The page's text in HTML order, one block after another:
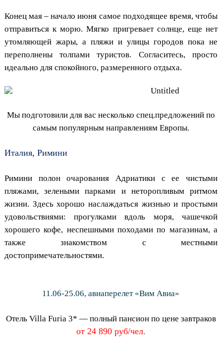
Конец мая – начало июня самое подходящее время, чтобы
отправиться к морю. Мягко пригревает солнце, еще нет
утомляющей жары, а пляжи и улицы городов пока не
переполнены толпами туристов. Согласитесь, просто
идеально для спокойного, размеренного отдыха.
Мы подготовили для вас несколько спец.предложений по
самым популярным направлениям Европы.
Италия, Римини
Римини полон очарования Адриатики с ее чистыми
пляжами, зелеными парками и неторопливым ритмом
жизни. Здесь хорошо наслаждаться жизнью и простыми
удовольствиями: прогулками вдоль моря, чашечкой
хорошего кофе, неспешными походами по магазинам, а
также знакомством с местными
достопримечательностями.
11.06-25.06, авиаперелет «Вим Авиа»
Отель Villa Furia 3* — полный пансион по цене завтраков
от 24 890 руб/чел.